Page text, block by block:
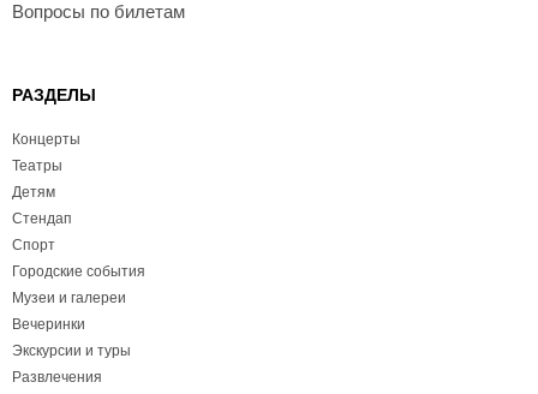
Вопросы по билетам
РАЗДЕЛЫ
Концерты
Театры
Детям
Стендап
Спорт
Городские события
Музеи и галереи
Вечеринки
Экскурсии и туры
Развлечения